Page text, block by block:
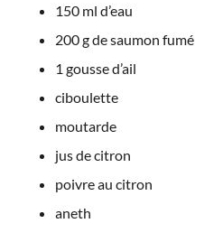
150 ml d’eau
200 g de saumon fumé
1 gousse d’ail
ciboulette
moutarde
jus de citron
poivre au citron
aneth